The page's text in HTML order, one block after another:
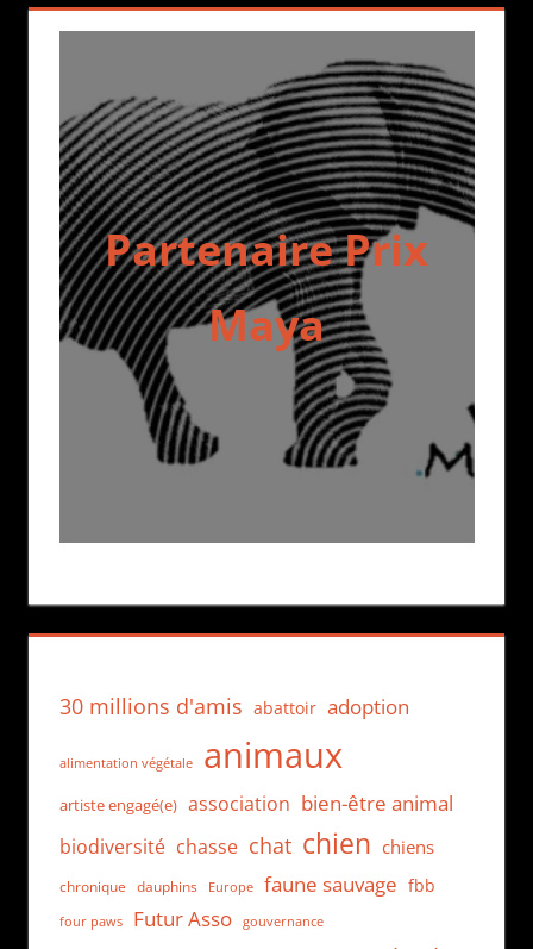
Partenaire Prix
Maya
30 millions d'amis abattoir adoption
alimentation végétale animaux
artiste engagé(e) association bien-être animal
biodiversité chasse chat chien chiens
chronique dauphins Europe faune sauvage fbb
four paws Futur Asso gouvernance